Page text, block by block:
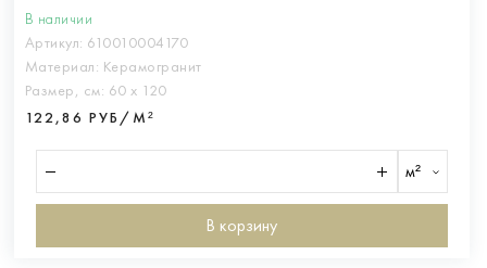
В наличии
Артикул: 610010004170
Материал: Керамогранит
Размер, см: 60 х 120
122,86 РУБ/М²
м²
В корзину